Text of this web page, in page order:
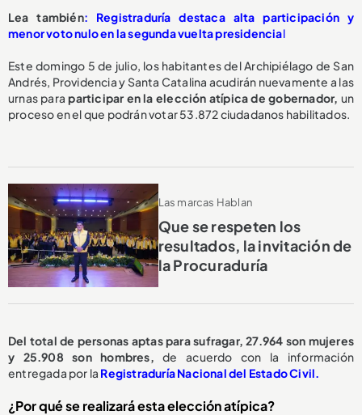
Lea también: Registraduría destaca alta participación y
menor voto nulo en la segunda vuelta presidencial
Este domingo 5 de julio, los habitantes del Archipiélago de San
Andrés, Providencia y Santa Catalina acudirán nuevamente a las
urnas paraparticipar en la elección atípica de gobernador, un
proceso en el que podrán votar 53.872 ciudadanos habilitados.
Las marcas Hablan
Que se respeten los
resultados, la invitación de
la Procuraduría
Del total de personas aptas para sufragar, 27.964 son mujeres
y 25.908 son hombres, de acuerdo con la información
entregada por la Registraduría Nacional del Estado Civil.
¿Por qué se realizará esta elección atípica?